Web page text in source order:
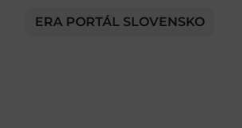
ERA PORTÁL SLOVENSKO